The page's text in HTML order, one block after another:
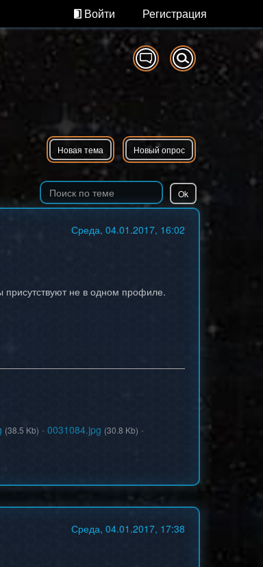
Войти Регистрация
Новая тема Новый опрос
Среда, 04.01.2017, 16:02
не в одном профиле.
(38.5 Kb) · 0031084.jpg (30.8 Kb) ·
Среда, 04.01.2017, 17:38